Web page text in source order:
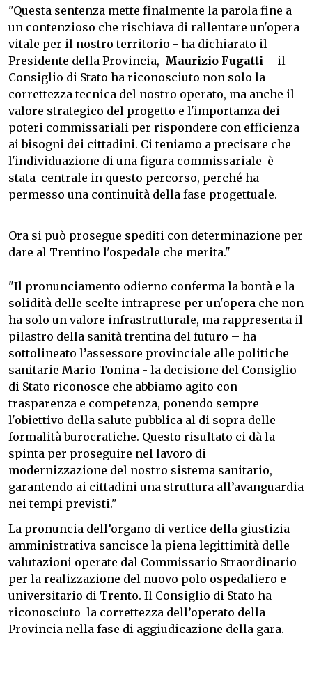
"Questa sentenza mette finalmente la parola fine a
un contenzioso che rischiava di rallentare un'opera
vitale per il nostro territorio - ha dichiarato il
Presidente della Provincia, Maurizio Fugatti - il
Consiglio di Stato ha riconosciuto non solo la
correttezza tecnica del nostro operato, ma anche il
valore strategico del progetto e l'importanza dei
poteri commissariali per rispondere con efficienza
ai bisogni dei cittadini. Ci teniamo a precisare che
l'individuazione di una figura commissariale è
stata centrale in questo percorso, perché ha
permesso una continuità della fase progettuale.
Ora si può prosegue spediti con determinazione per
dare al Trentino l'ospedale che merita."
"Il pronunciamento odierno conferma la bontà e la
solidità delle scelte intraprese per un'opera che non
ha solo un valore infrastrutturale, ma rappresenta il
pilastro della sanità trentina del futuro – ha
sottolineato l’assessore provinciale alle politiche
sanitarie Mario Tonina - la decisione del Consiglio
di Stato riconosce che abbiamo agito con
trasparenza e competenza, ponendo sempre
l'obiettivo della salute pubblica al di sopra delle
formalità burocratiche. Questo risultato ci dà la
spinta per proseguire nel lavoro di
modernizzazione del nostro sistema sanitario,
garantendo ai cittadini una struttura all’avanguardia
nei tempi previsti."
La pronuncia dell’organo di vertice della giustizia
amministrativa sancisce la piena legittimità delle
valutazioni operate dal Commissario Straordinario
per la realizzazione del nuovo polo ospedaliero e
universitario di Trento. Il Consiglio di Stato ha
riconosciuto la correttezza dell’operato della
Provincia nella fase di aggiudicazione della gara.